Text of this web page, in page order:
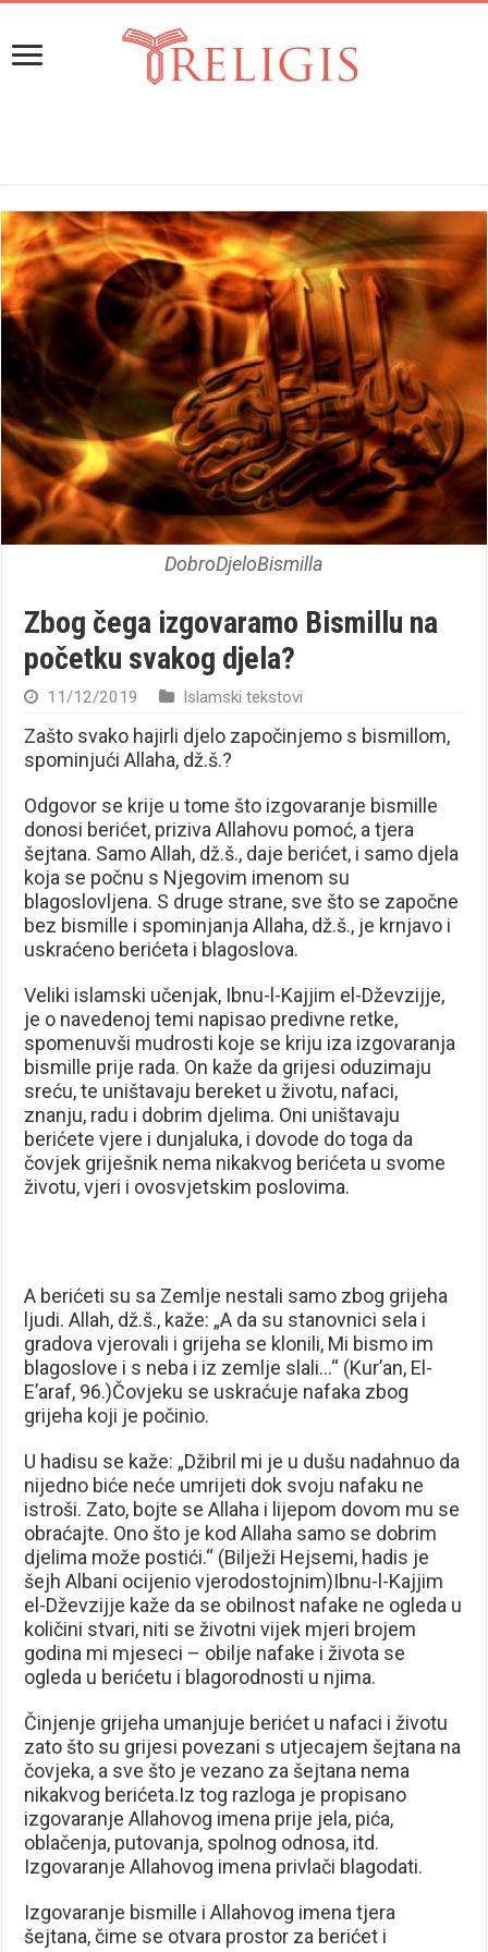
DobroDjeloBismilla
Zbog čega izgovaramo Bismillu na
početku svakog djela?
11/12/2019 Islamski tekstovi
Zašto svako hajirli djelo započinjemo s bismillom,
spominjući Allaha, dž.š.?
Odgovor se krije u tome što izgovaranje bismille
donosi berićet, priziva Allahovu pomoć, a tjera
šejtana. Samo Allah, dž.š., daje berićet, i samo djela
koja se počnu s Njegovim imenom su
blagoslovljena. S druge strane, sve što se započne
bez bismille i spominjanja Allaha, dž.š., je krnjavo i
uskraćeno berićeta i blagoslova.
Veliki islamski učenjak, Ibnu-l-Kajjim el-Dževzijje,
je o navedenoj temi napisao predivne retke,
spomenuvši mudrosti koje se kriju iza izgovaranja
bismille prije rada. On kaže da grijesi oduzimaju
sreću, te uništavaju bereket u životu, nafaci,
znanju, radu i dobrim djelima. Oni uništavaju
berićete vjere i dunjaluka, i dovode do toga da
čovjek griješnik nema nikakvog berićeta u svome
životu, vjeri i ovosvjetskim poslovima.
A berićeti su sa Zemlje nestali samo zbog grijeha
ljudi. Allah, dž.š., kaže: „A da su stanovnici sela i
gradova vjerovali i grijeha se klonili, Mi bismo im
blagoslove i s neba i iz zemlje slali…“ (Kur’an, El-
E’araf, 96.)Čovjeku se uskraćuje nafaka zbog
grijeha koji je počinio.
U hadisu se kaže: „Džibril mi je u dušu nadahnuo da
nijedno biće neće umrijeti dok svoju nafaku ne
istroši. Zato, bojte se Allaha i lijepom dovom mu se
obraćajte. Ono što je kod Allaha samo se dobrim
djelima može postići.“ (Bilježi Hejsemi, hadis je
šejh Albani ocijenio vjerodostojnim)Ibnu-l-Kajjim
el-Dževzijje kaže da se obilnost nafake ne ogleda u
količini stvari, niti se životni vijek mjeri brojem
godina mi mjeseci – obilje nafake i života se
ogleda u berićetu i blagorodnosti u njima.
Činjenje grijeha umanjuje berićet u nafaci i životu
zato što su grijesi povezani s utjecajem šejtana na
čovjeka, a sve što je vezano za šejtana nema
nikakvog berićeta.Iz tog razloga je propisano
izgovaranje Allahovog imena prije jela, pića,
oblačenja, putovanja, spolnog odnosa, itd.
Izgovaranje Allahovog imena privlači blagodati.
Izgovaranje bismille i Allahovog imena tjera
šejtana, čime se otvara prostor za berićet i